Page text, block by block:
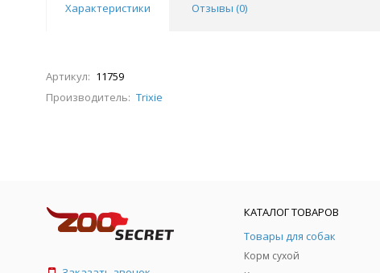
Характеристики Отзывы (0)
Артикул: 11759
Производитель: Trixie
КАТАЛОГ ТОВАРОВ
Товары для собак
Корм сухой